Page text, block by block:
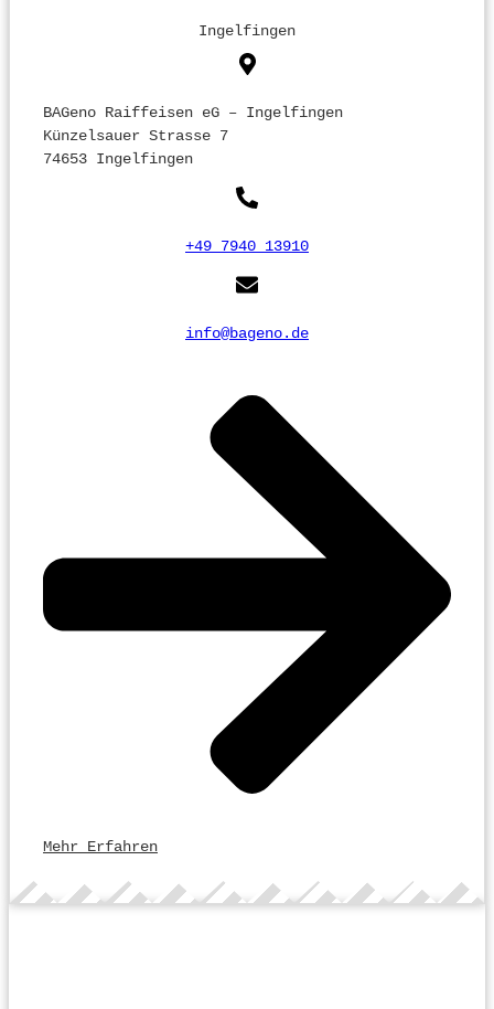
Ingelfingen
BAGeno Raiffeisen eG – Ingelfingen
Künzelsauer Strasse 7
74653 Ingelfingen
+49 7940 13910
info@bageno.de
Mehr Erfahren